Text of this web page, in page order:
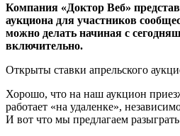
Компания «Доктор Веб»
аукциона для участников
можно делать начиная с
включительно.
Открыты ставки апрельского
Хорошо, что на наш аукцион
работает «на удаленке»,
И вот что мы предлагаем разыграть